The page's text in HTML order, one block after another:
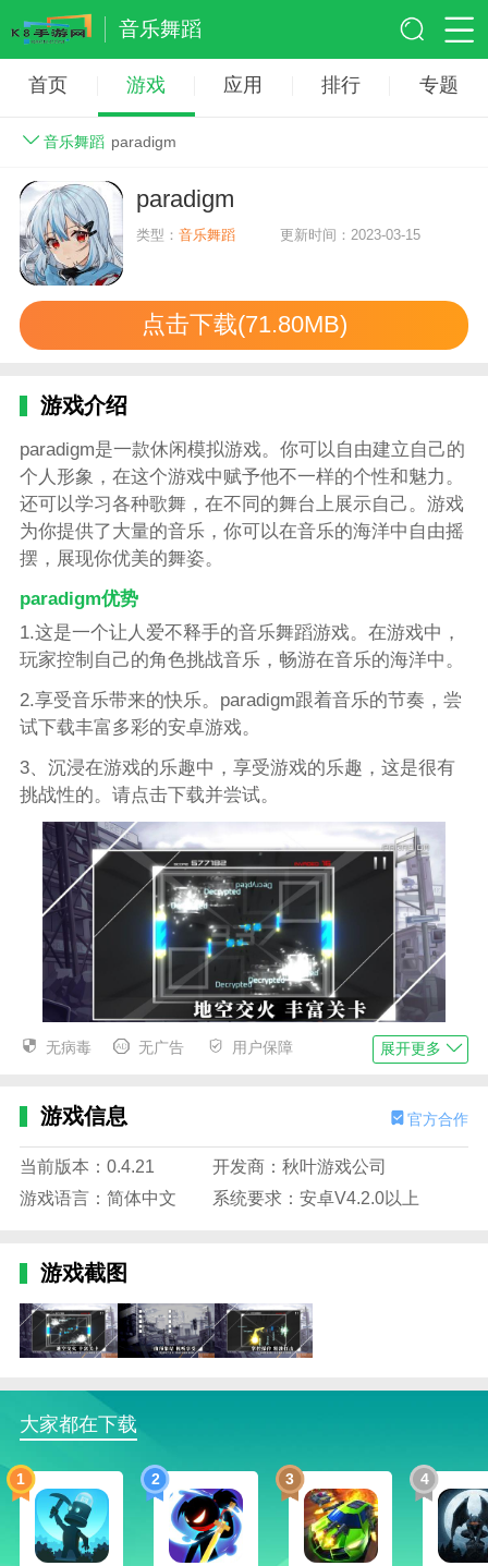
音乐舞蹈
首页 游戏 应用 排行 专题
音乐舞蹈 paradigm
paradigm
类型：音乐舞蹈 更新时间：2023-03-15
点击下载(71.80MB)
游戏介绍
paradigm是一款休闲模拟游戏。你可以自由建立自己的
个人形象，在这个游戏中赋予他不一样的个性和魅力。
还可以学习各种歌舞，在不同的舞台上展示自己。游戏
为你提供了大量的音乐，你可以在音乐的海洋中自由摇
摆，展现你优美的舞姿。
paradigm优势
1.这是一个让人爱不释手的音乐舞蹈游戏。在游戏中，
玩家控制自己的角色挑战音乐，畅游在音乐的海洋中。
2.享受音乐带来的快乐。paradigm跟着音乐的节奏，尝
试下载丰富多彩的安卓游戏。
3、沉浸在游戏的乐趣中，享受游戏的乐趣，这是很有
挑战性的。请点击下载并尝试。
1.游戏采用经典的游戏主题，paradigm带给玩家熟悉的
2.各种破坏游戏的方式都很有意思，很刺激。玩家可以
在游戏中自由挑战，享受游戏带来的快乐。
游戏，闲暇时玩玩。
4.这是一个伟大的音乐游戏。游戏将娱乐和音乐完美结
合。玩家可以享受游戏带来的快乐。
1.包括一个非常令人兴奋和耳目一新的音频游戏。玩家
可以在游戏中享受无限的激情。
2.paradigm游戏中包含了多种不同风格的音乐，包括古
典音乐和摇滚音乐，满足了大部分玩家的需求。
3.玩家可以在paradigm游戏中尝试两种网络游戏模式，
无病毒 无广告 用户保障 展开更多
游戏信息 官方合作
当前版本：0.4.21
开发商：秋叶游戏公司
游戏语言：简体中文
系统要求：安卓V4.2.0以上
游戏截图
大家都在下载
1 2 3 4